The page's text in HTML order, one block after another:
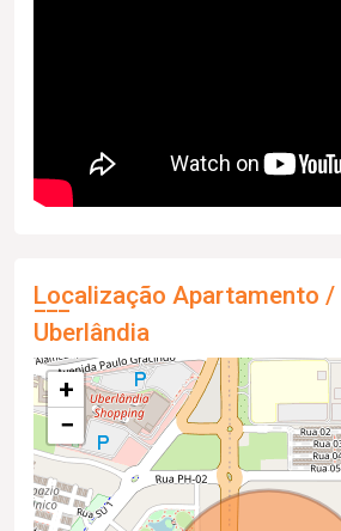
Localização Apartamento /
Uberlândia
+
−